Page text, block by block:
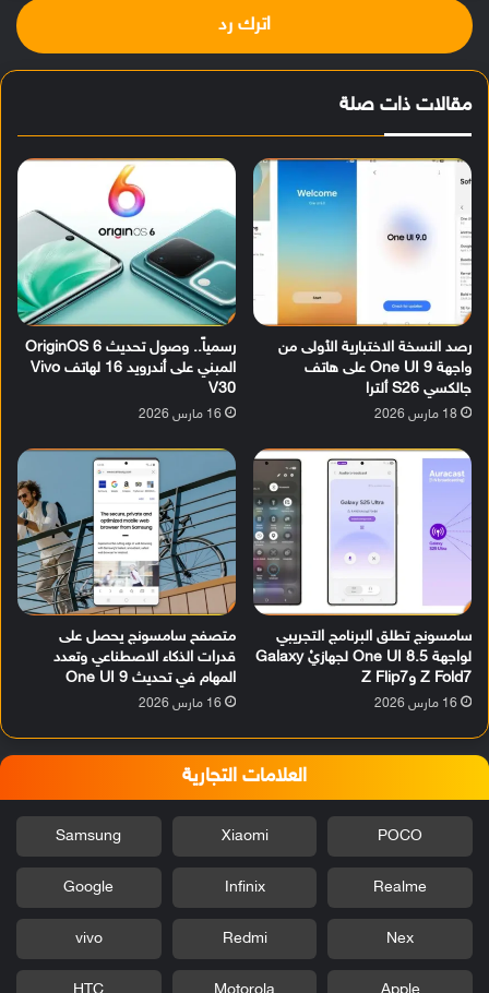
اترك رد
مقالات ذات صلة
رصد النسخة الاختبارية الأولى من
واجهة One UI 9 على هاتف
جالكسي S26 ألترا
18 مارس 2026
رسمياً.. وصول تحديث OriginOS 6
المبني على أندرويد 16 لهاتف Vivo
V30
16 مارس 2026
سامسونج تطلق البرنامج التجريبي
لواجهة One UI 8.5 لجهازيْ Galaxy
Z Fold7 وZ Flip7
16 مارس 2026
متصفح سامسونج يحصل على
قدرات الذكاء الاصطناعي وتعدد
المهام في تحديث One UI 9
16 مارس 2026
العلامات التجارية
POCO
Xiaomi
Samsung
Realme
Infinix
Google
Nex
Redmi
vivo